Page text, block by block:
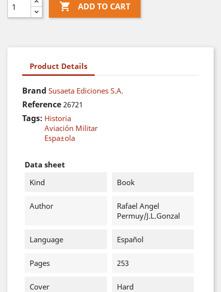
 ADD TO CART
Product Details
Brand Susaeta Ediciones S.A.
Reference 26721
Tags: Historia
Aviación Militar
Espa±ola
Data sheet
Kind
Book
Author
Rafael Angel
Permuy/J.L.Gonzal
Language Español
Pages 253
Cover Hard